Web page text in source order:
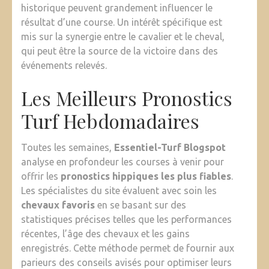
historique peuvent grandement influencer le
résultat d’une course. Un intérêt spécifique est
mis sur la synergie entre le cavalier et le cheval,
qui peut être la source de la victoire dans des
événements relevés.
Les Meilleurs Pronostics
Turf Hebdomadaires
Toutes les semaines, Essentiel-Turf Blogspot
analyse en profondeur les courses à venir pour
offrir les pronostics hippiques les plus fiables.
Les spécialistes du site évaluent avec soin les
chevaux favoris en se basant sur des
statistiques précises telles que les performances
récentes, l’âge des chevaux et les gains
enregistrés. Cette méthode permet de fournir aux
parieurs des conseils avisés pour optimiser leurs